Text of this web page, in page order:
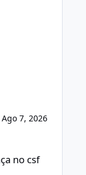
Ago 7, 2026
no csf